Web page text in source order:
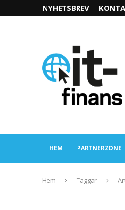
NYHETSBREV
HEM PARTNERZONE
Hem Taggar